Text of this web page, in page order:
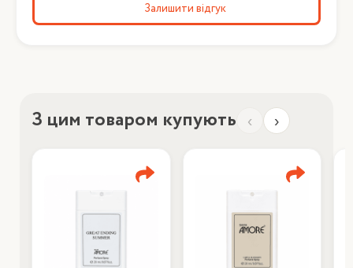
Залишити відгук
З цим товаром купують ‹ ›